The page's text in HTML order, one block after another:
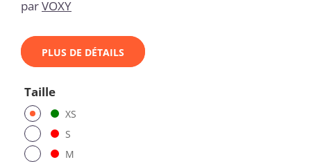
parVOXY
PLUS DE DÉTAILS
Taille
XS
S
M